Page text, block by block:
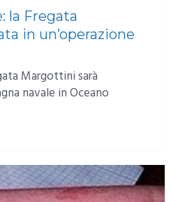
la Fregata
in un’operazione
Margottini sarà
navale in Oceano